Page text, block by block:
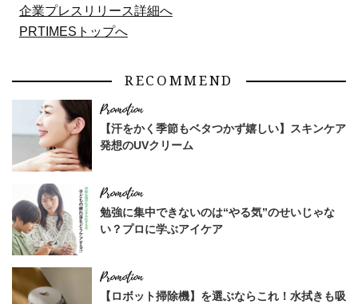
企業プレスリリース詳細へ
PRTIMESトップへ
RECOMMEND
【汗をかく季節もベタつかず嬉しい】スキンケア
発想のUVクリーム
勉強に集中できないのは“やる気”のせいじゃな
い？プロに学ぶアイケア
【ロボット掃除機】を選ぶならこれ！水拭きも吸